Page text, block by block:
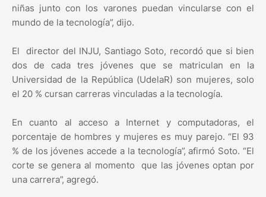
niñas junto con los varones puedan vincularse con el
mundo de la tecnología”, dijo.
El director del INJU, Santiago Soto, recordó que si bien
dos de cada tres jóvenes que se matriculan en la
Universidad de la República (UdelaR) son mujeres, solo
el 20 % cursan carreras vinculadas a la tecnología.
En cuanto al acceso a Internet y computadoras, el
porcentaje de hombres y mujeres es muy parejo. “El 93
% de los jóvenes accede a la tecnología”, afirmó Soto. “El
corte se genera al momento que las jóvenes optan por
una carrera”, agregó.